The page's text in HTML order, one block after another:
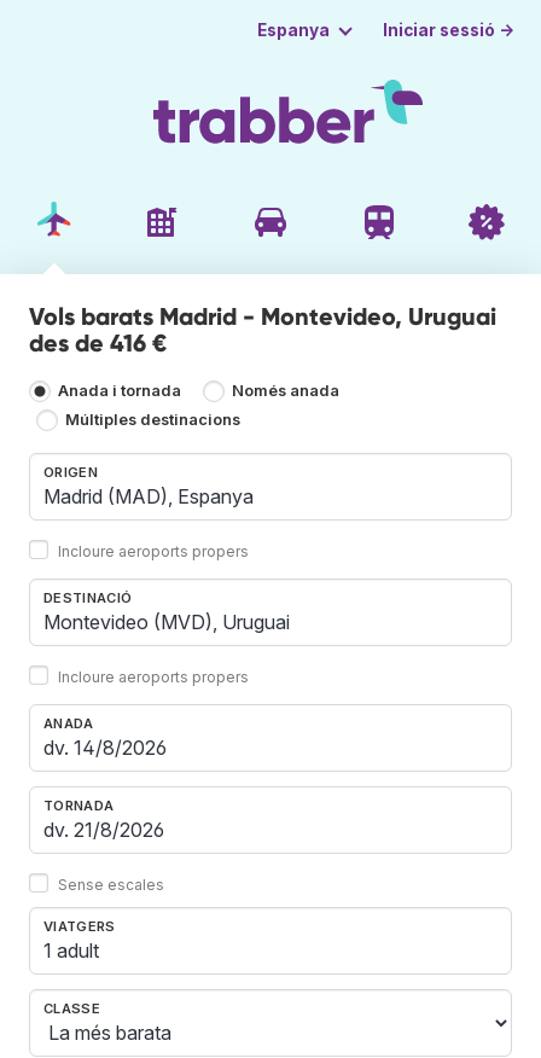
Espanya Iniciar sessió →
Vols barats Madrid - Montevideo, Uruguai
des de 416 €
Anada i tornada
Només anada
Múltiples destinacions
ORIGEN
Incloure aeroports propers
DESTINACIÓ
Incloure aeroports propers
ANADA
TORNADA
Sense escales
VIATGERS
1 adult
CLASSE